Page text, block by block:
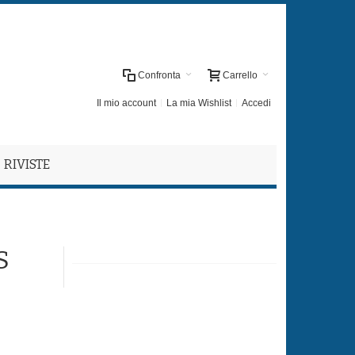
Carrello
Confronta
Il mio account La mia Wishlist Accedi
RIVISTE